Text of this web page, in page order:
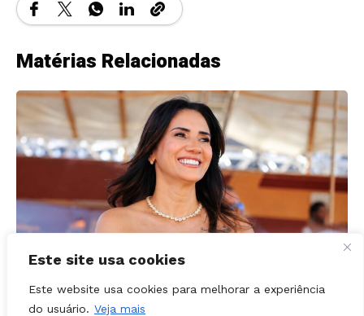
Este site usa cookies
Este website usa cookies para melhorar a experiência
do usuário. Veja mais
Matérias Relacionadas
POLÍTICA - GOIÁS 03, agosto, 2026